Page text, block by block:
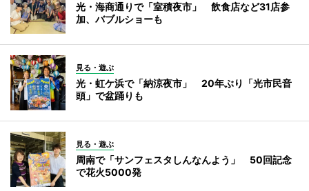
光・海商通りで「室積夜市」 飲食店など31店参
加、バブルショーも
見る・遊ぶ
光・虹ケ浜で「納涼夜市」 20年ぶり「光市民音
頭」で盆踊りも
見る・遊ぶ
周南で「サンフェスタしんなんよう」 50回記念
で花火5000発